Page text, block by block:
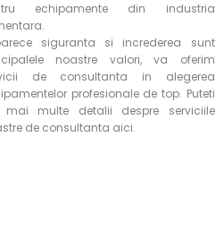
echipamente din industria
siguranta si increderea sunt
noastre valori, va oferim
de consultanta in alegerea
profesionale de top. Puteti
mai multe detalii despre serviciile
de consultanta aici.